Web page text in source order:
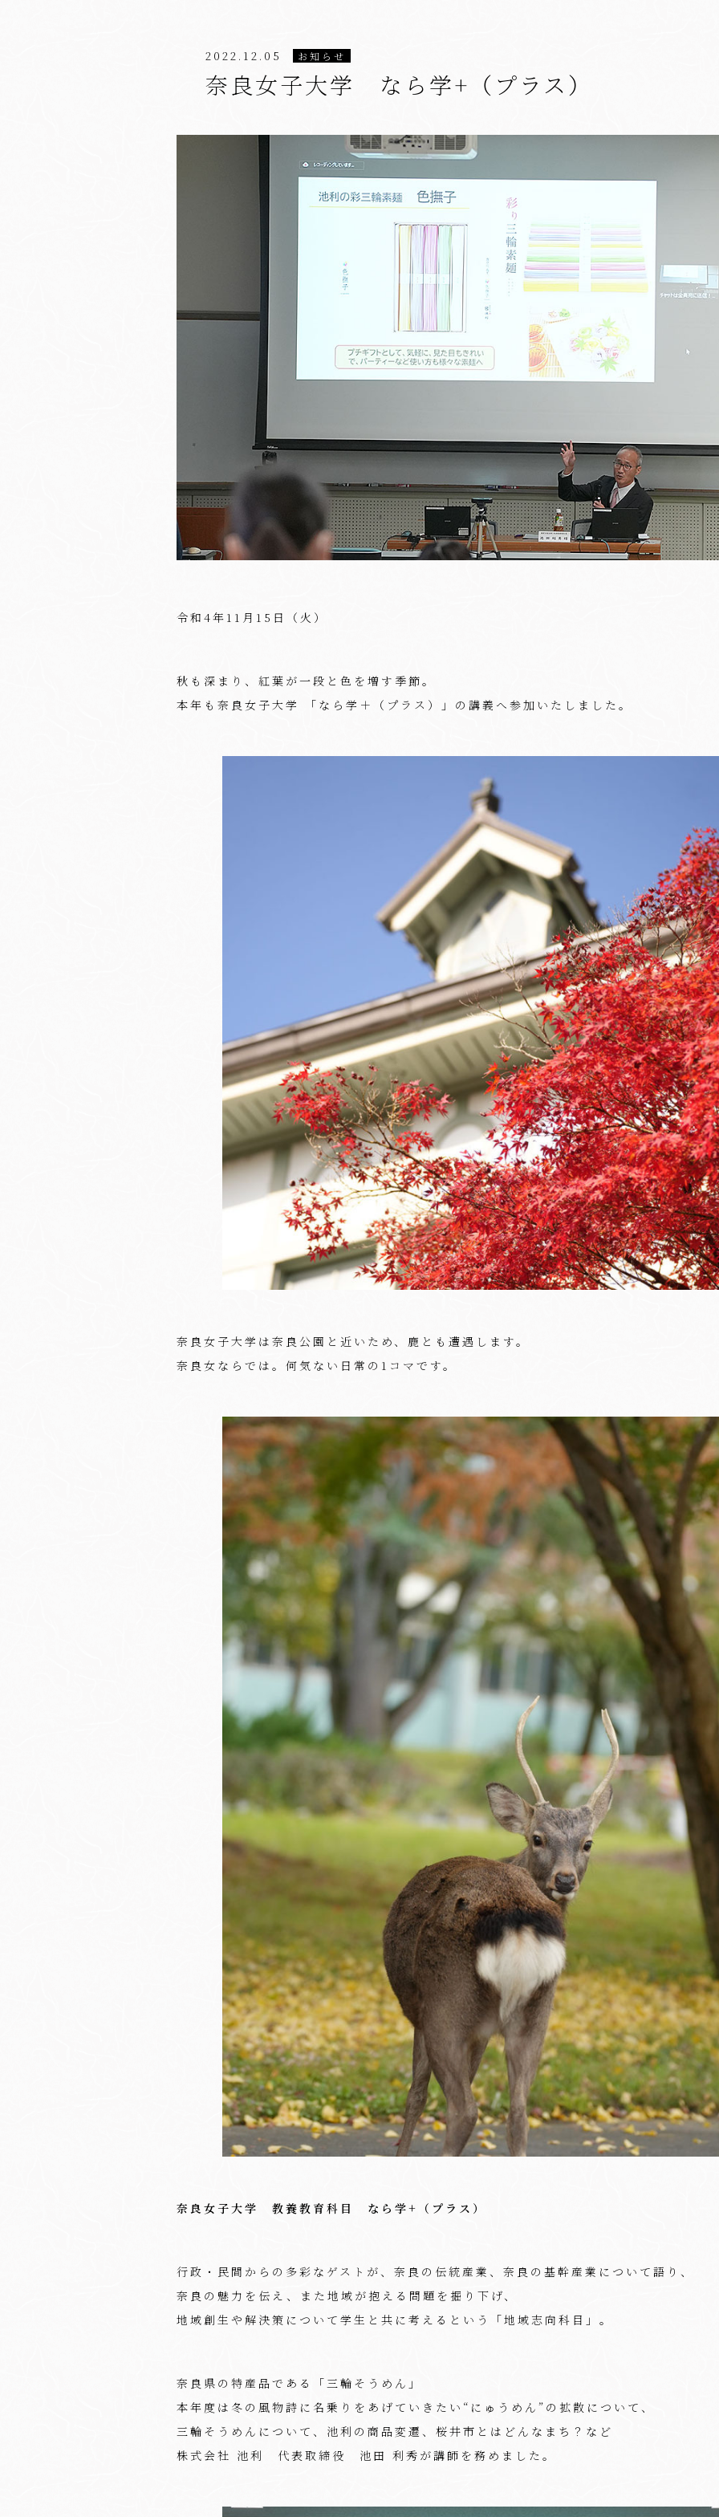
2022.12.05 お知らせ
奈良女子大学 なら学+（プラス）
令和4年11月15日（火）
秋も深まり、紅葉が一段と色を増す季節。
本年も奈良女子大学 「なら学＋（プラス）」の講義へ参加いたしました。
奈良女子大学は奈良公園と近いため、鹿とも遭遇します。
奈良女ならでは。何気ない日常の1コマです。
奈良女子大学 教養教育科目 なら学+（プラス）
行政・民間からの多彩なゲストが、奈良の伝統産業、奈良の基幹産業について語り、
奈良の魅力を伝え、また地域が抱える問題を掘り下げ、
地域創生や解決策について学生と共に考えるという「地域志向科目」。
奈良県の特産品である「三輪そうめん」
本年度は冬の風物詩に名乗りをあげていきたい“にゅうめん”の拡散について、
三輪そうめんについて、池利の商品変遷、桜井市とはどんなまち？など
株式会社 池利 代表取締役 池田 利秀が講師を務めました。